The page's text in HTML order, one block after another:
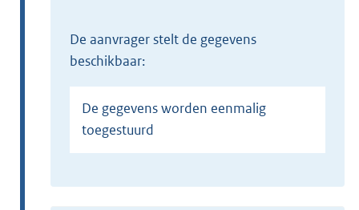
de aanvrager stelt de gegevens
beschikbaar:
De gegevens worden eenmalig
toegestuurd